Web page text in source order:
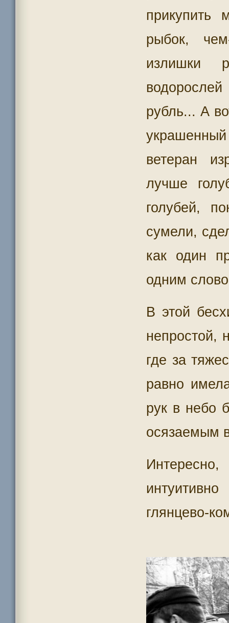
прикупить
рыбок,
излишки
рубль... А
ветеран
лучше
голубей,
сумели,
как один
одним
В этой
непростой,
где за
равно
рук в небо
осязаемым
глянцево-